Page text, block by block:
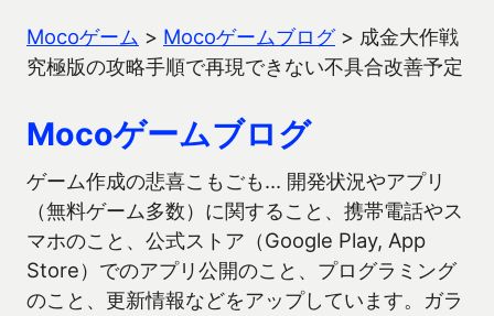
Mocoゲーム > Mocoゲームブログ> 成金大作戦
究極版の攻略手順で再現できない不具合改善予定
Mocoゲームブログ
ゲーム作成の悲喜こもごも… 開発状況やアプリ
（無料ゲーム多数）に関すること、携帯電話やス
マホのこと、公式ストア（Google Play, App
Store）でのアプリ公開のこと、プログラミング
のこと、更新情報などをアップしています。ガラ